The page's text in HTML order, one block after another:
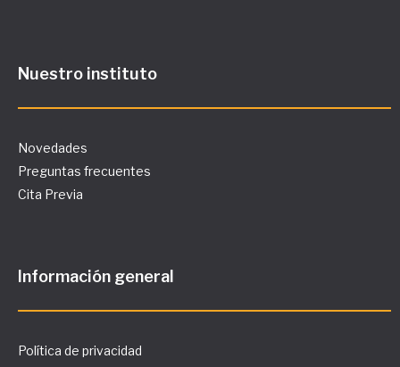
Nuestro instituto
Novedades
Preguntas frecuentes
Cita Previa
Información general
Política de privacidad